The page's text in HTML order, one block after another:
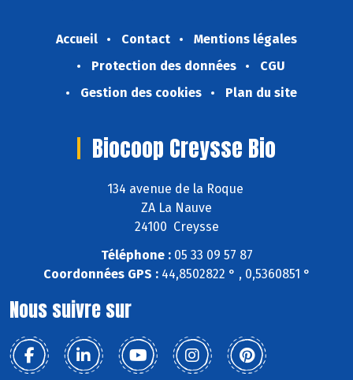
Accueil Contact
Mentions légales
Protection des données
CGU
Gestion des cookies
Plan du site
Biocoop Creysse Bio
134 avenue de la Roque
ZA La Nauve
24100 Creysse
Téléphone :05 33 09 57 87
Coordonnées GPS :44,8502822 ° , 0,5360851 °
Nous suivre sur